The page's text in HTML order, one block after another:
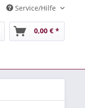
Service/Hilfe
0,00 € *